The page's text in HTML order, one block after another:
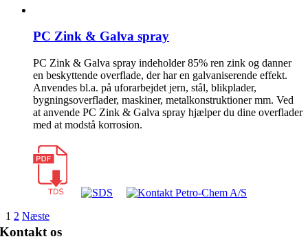
PC Zink & Galva spray
PC Zink & Galva spray indeholder 85% ren zink og danner
en beskyttende overflade, der har en galvaniserende effekt.
Anvendes bl.a. på uforarbejdet jern, stål, blikplader,
bygningsoverflader, maskiner, metalkonstruktioner mm. Ved
at anvende PC Zink & Galva spray hjælper du dine overflader
med at modstå korrosion.
1 2 Næste
Kontakt os